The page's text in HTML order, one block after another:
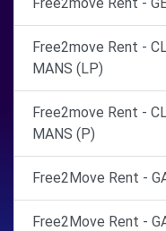
Free2move Rent -
MANS (LP)
Free2move Rent -
MANS (P)
Free2Move Rent -
Free2Move Rent -